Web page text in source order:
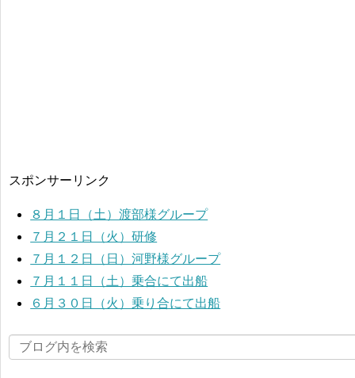
スポンサーリンク
８月１日（土）渡部様グループ
７月２１日（火）研修
７月１２日（日）河野様グループ
７月１１日（土）乗合にて出船
６月３０日（火）乗り合にて出船